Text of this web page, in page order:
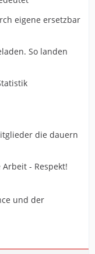
eigene ersetzbar
So landen
die dauern
- Respekt!
und der